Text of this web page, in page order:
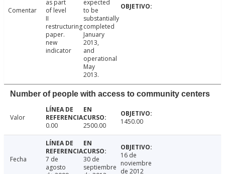
Comentar
as part
of level
II
restructuring
paper.
new
indicator
expected
to be
substantially
completed
January
2013,
and
operational
May
2013.
Number of people with access to community centers
Valor
0.00
2500.00 1450.00
Fecha
7 de
agosto
30 de
septiembre
16 de
noviembre
de 2012